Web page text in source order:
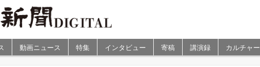
動画ニュース 特集 インタビュー 寄稿 講演録 カルチャー